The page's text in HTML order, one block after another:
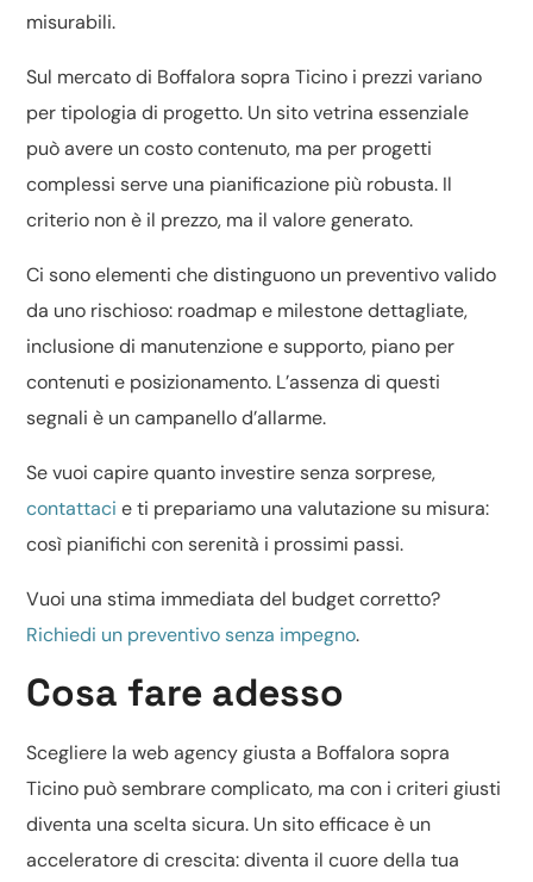
misurabili.
Sul mercato di Boffalora sopra Ticino i prezzi variano
per tipologia di progetto. Un sito vetrina essenziale
può avere un costo contenuto, ma per progetti
complessi serve una pianificazione più robusta. Il
criterio non è il prezzo, ma il valore generato.
Ci sono elementi che distinguono un preventivo valido
da uno rischioso: roadmap e milestone dettagliate,
inclusione di manutenzione e supporto, piano per
contenuti e posizionamento. L’assenza di questi
segnali è un campanello d’allarme.
Se vuoi capire quanto investire senza sorprese,
contattaci e ti prepariamo una valutazione su misura:
così pianifichi con serenità i prossimi passi.
Vuoi una stima immediata del budget corretto?
Richiedi un preventivo senza impegno.
Cosa fare adesso
Scegliere la web agency giusta a Boffalora sopra
Ticino può sembrare complicato, ma con i criteri giusti
diventa una scelta sicura. Un sito efficace è un
acceleratore di crescita: diventa il cuore della tua